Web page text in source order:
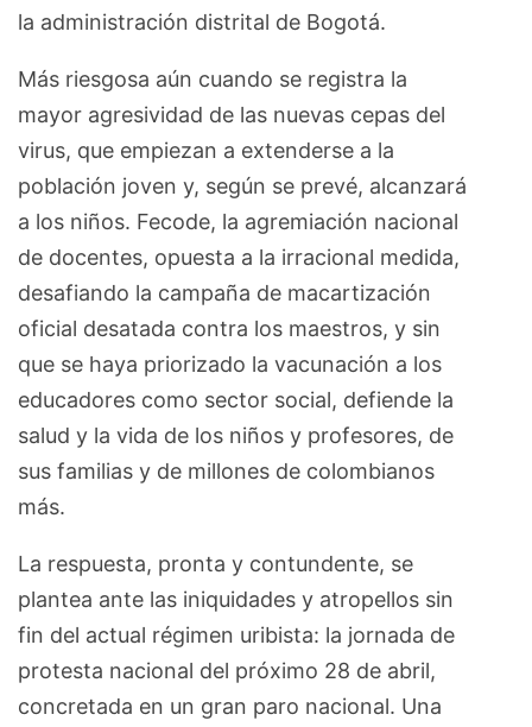
la administración distrital de Bogotá.
Más riesgosa aún cuando se registra la
mayor agresividad de las nuevas cepas del
virus, que empiezan a extenderse a la
población joven y, según se prevé, alcanzará
a los niños. Fecode, la agremiación nacional
de docentes, opuesta a la irracional medida,
desafiando la campaña de macartización
oficial desatada contra los maestros, y sin
que se haya priorizado la vacunación a los
educadores como sector social, defiende la
salud y la vida de los niños y profesores, de
sus familias y de millones de colombianos
más.
La respuesta, pronta y contundente, se
plantea ante las iniquidades y atropellos sin
fin del actual régimen uribista: la jornada de
protesta nacional del próximo 28 de abril,
concretada en un gran paro nacional. Una